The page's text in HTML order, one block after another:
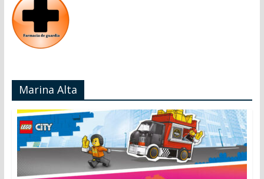
Marina Alta